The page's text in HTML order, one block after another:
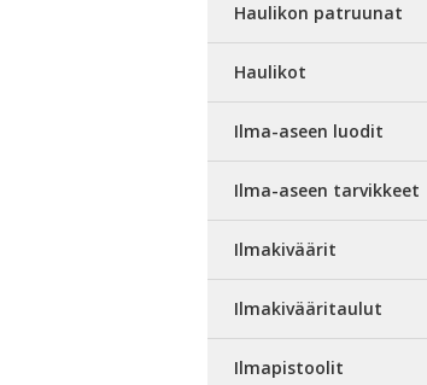
Haulikon patruunat
Haulikot
Ilma-aseen luodit
Ilma-aseen tarvikkeet
Ilmakiväärit
Ilmakivääritaulut
Ilmapistoolit